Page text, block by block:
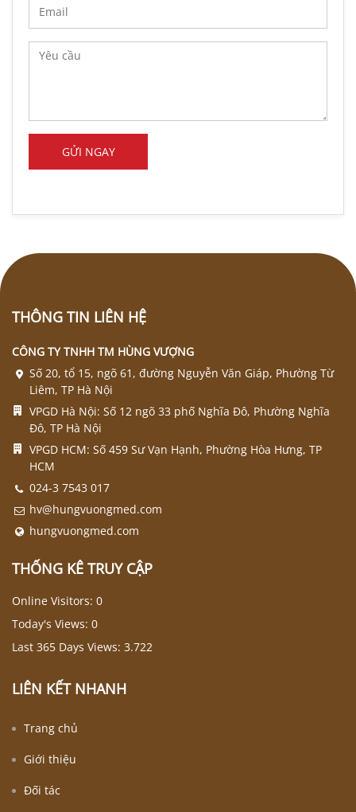
THÔNG TIN LIÊN HỆ
CÔNG TY TNHH TM HÙNG VƯỢNG
Số 20, tổ 15, ngõ 61, đường Nguyễn Văn Giáp, Phường Từ
Liêm, TP Hà Nội
VPGD Hà Nội: Số 12 ngõ 33 phố Nghĩa Đô, Phường Nghĩa
Đô, TP Hà Nội
VPGD HCM: Số 459 Sư Vạn Hạnh, Phường Hòa Hưng, TP
HCM
024-3 7543 017
hv@hungvuongmed.com
hungvuongmed.com
THỐNG KÊ TRUY CẬP
Online Visitors: 0
Today's Views: 0
Last 365 Days Views: 3.722
LIÊN KẾT NHANH
Trang chủ
Giới thiệu
Đối tác